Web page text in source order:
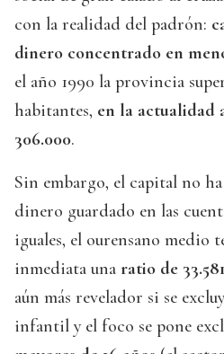
con la realidad del padrón:
dinero concentrado en
el año 1990 la provincia
habitantes, en la actualidad
306.000.
Sin embargo, el capital no
dinero guardado en las
iguales, el ourensano medio
inmediata una ratio de
aún más revelador si se
infantil y el foco se pone